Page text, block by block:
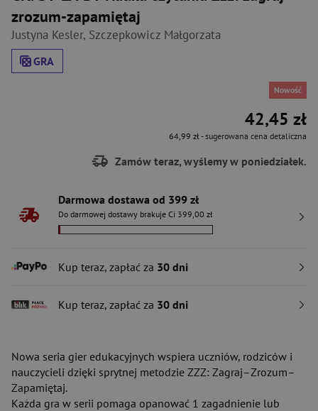
zrozum-zapamiętaj
Justyna Kesler, Szczepkowicz Małgorzata
GRA
Nowość
42,45 zł
64,99 zł- sugerowana cena detaliczna
Zamów teraz, wyślemy w poniedziałek.
Darmowa dostawa od 399 zł
Do darmowej dostawy brakuje Ci 399,00 zł
Kup teraz, zapłać za 30 dni
Kup teraz, zapłać za 30 dni
Nowa seria gier edukacyjnych wspiera uczniów, rodziców i
nauczycieli dzięki sprytnej metodzie ZZZ: Zagraj–Zrozum–
Zapamiętaj.
Każda gra w serii pomaga opanować 1 zagadnienie lub